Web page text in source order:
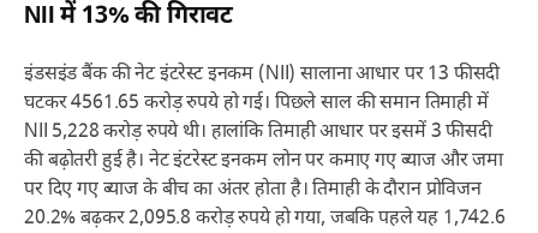
NII में 13% की गिरावट
इंडसइंड बैंक की नेट इंटरेस्ट इनकम (NII) सालाना आधार पर 13 फीसदी
घटकर 4561.65 करोड़ रुपये हो गई। पिछले साल की समान तिमाही में
NII 5,228 करोड़ रुपये थी। हालांकि तिमाही आधार पर इसमें 3 फीसदी
की बढ़ोतरी हुई है। नेट इंटरेस्ट इनकम लोन पर कमाए गए ब्याज और जमा
पर दिए गए ब्याज के बीच का अंतर होता है। तिमाही के दौरान प्रोविजन
20.2% बढ़कर 2,095.8 करोड़ रुपये हो गया, जबकि पहले यह 1,742.6